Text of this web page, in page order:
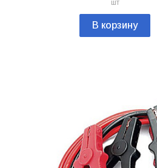
шт
В корзину